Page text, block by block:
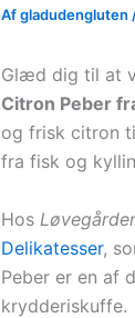
Afgladudengluten
Glæd dig til at
Citron Peber
og frisk citron
fra fisk og
Hos
Delikatesser,
Peber er en af
krydderiskuffe.